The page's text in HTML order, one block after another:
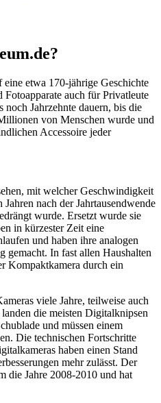
etwa 170-jährige Geschichte
Fotoapparate auch für Privatleute
Jahrzehnte dauern, bis die
von Menschen wurde und
Accessoire jeder
mit welcher Geschwindigkeit
nach der Jahrtausendwende
wurde. Ersetzt wurde sie
in kürzester Zeit eine
und haben ihre analogen
gemacht. In fast allen Haushalten
Kompaktkamera durch ein
viele Jahre, teilweise auch
die meisten Digitalknipsen
und müssen einem
Die technischen Fortschritte
haben einen Stand
mehr zulässt. Der
die Jahre 2008-2010 und hat